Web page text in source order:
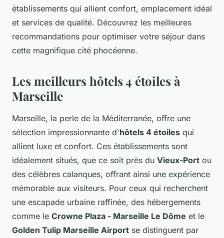
établissements qui allient confort, emplacement idéal
et services de qualité. Découvrez les meilleures
recommandations pour optimiser votre séjour dans
cette magnifique cité phocéenne.
Les meilleurs hôtels 4 étoiles à
Marseille
Marseille, la perle de la Méditerranée, offre une
sélection impressionnante d'hôtels 4 étoiles qui
allient luxe et confort. Ces établissements sont
idéalement situés, que ce soit près du Vieux-Port ou
des célèbres calanques, offrant ainsi une expérience
mémorable aux visiteurs. Pour ceux qui recherchent
une escapade urbaine raffinée, des hébergements
comme le Crowne Plaza - Marseille Le Dôme et le
Golden Tulip Marseille Airport se distinguent par